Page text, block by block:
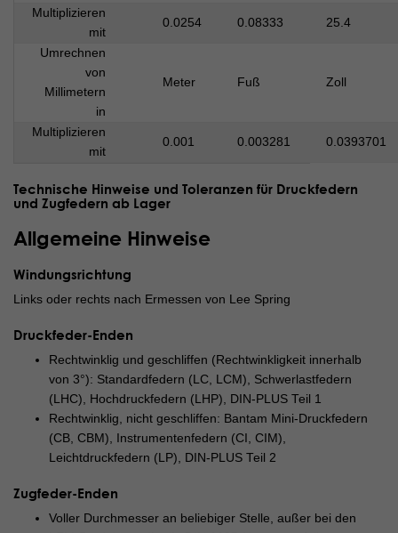
Multiplizieren
mit
0.0254 0.08333 25.4
Umrechnen
von
Millimetern
in
Meter Fuß Zoll
Multiplizieren
mit
0.001 0.003281 0.0393701
Technische Hinweise und Toleranzen für Druckfedern
und Zugfedern ab Lager
Allgemeine Hinweise
Windungsrichtung
Links oder rechts nach Ermessen von Lee Spring
Druckfeder-Enden
Rechtwinklig und geschliffen (Rechtwinkligkeit innerhalb
von 3°): Standardfedern (LC, LCM), Schwerlastfedern
(LHC), Hochdruckfedern (LHP), DIN-PLUS Teil 1
Rechtwinklig, nicht geschliffen: Bantam Mini-Druckfedern
(CB, CBM), Instrumentenfedern (CI, CIM),
Leichtdruckfedern (LP), DIN-PLUS Teil 2
Zugfeder-Enden
Voller Durchmesser an beliebiger Stelle, außer bei den